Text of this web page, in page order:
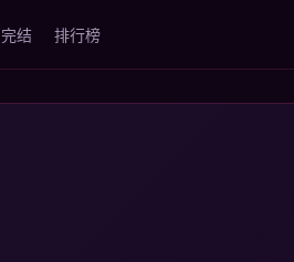
完结 排行榜